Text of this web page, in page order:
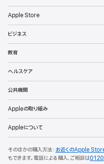
Apple Store
ビジネス
教育
ヘルスケア
公共機関
Appleの取り組み
Appleについて
そのほかの購入方法： お近くのApple
もできます。電話による購入、ご相談は